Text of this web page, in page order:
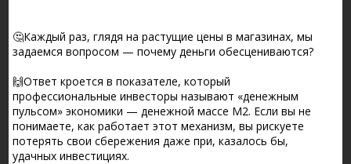
🤔Каждый раз, глядя на растущие цены в магазинах, мы
задаемся вопросом — почему деньги обесцениваются?
🙌Ответ кроется в показателе, который
профессиональные инвесторы называют «денежным
пульсом» экономики — денежной массе М2. Если вы не
понимаете, как работает этот механизм, вы рискуете
потерять свои сбережения даже при, казалось бы,
удачных инвестициях.